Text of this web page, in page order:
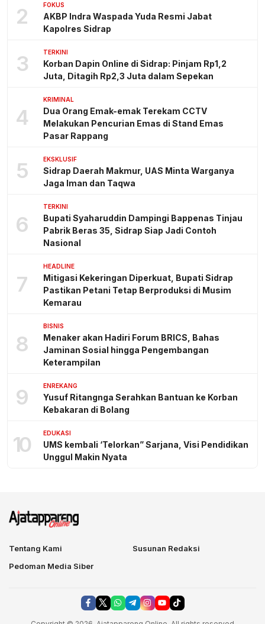
2 FOKUS
AKBP Indra Waspada Yuda Resmi Jabat
Kapolres Sidrap
3 TERKINI
Korban Dapin Online di Sidrap: Pinjam Rp1,2
Juta, Ditagih Rp2,3 Juta dalam Sepekan
4
KRIMINAL
Dua Orang Emak-emak Terekam CCTV
Melakukan Pencurian Emas di Stand Emas
Pasar Rappang
5 EKSKLUSIF
Sidrap Daerah Makmur, UAS Minta Warganya
Jaga Iman dan Taqwa
6
TERKINI
Bupati Syaharuddin Dampingi Bappenas Tinjau
Pabrik Beras 35, Sidrap Siap Jadi Contoh
Nasional
7
HEADLINE
Mitigasi Kekeringan Diperkuat, Bupati Sidrap
Pastikan Petani Tetap Berproduksi di Musim
Kemarau
8
BISNIS
Menaker akan Hadiri Forum BRICS, Bahas
Jaminan Sosial hingga Pengembangan
Keterampilan
9 ENREKANG
Yusuf Ritangnga Serahkan Bantuan ke Korban
Kebakaran di Bolang
10 EDUKASI
UMS kembali ‘Telorkan” Sarjana, Visi Pendidikan
Unggul Makin Nyata
Tentang Kami
Susunan Redaksi
Pedoman Media Siber